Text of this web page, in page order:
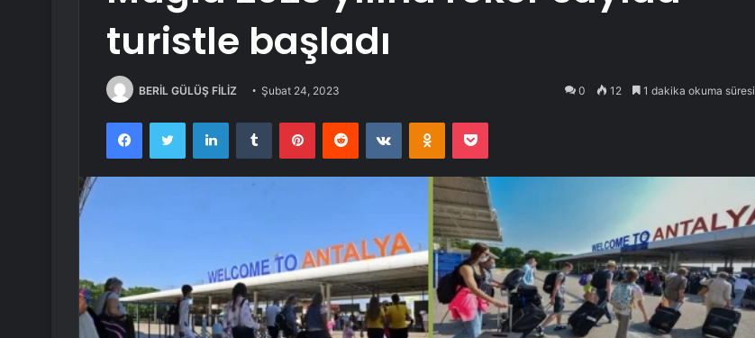
turistle başladı
BERİL GÜLÜŞ FİLİZ Şubat 24, 2023 0 12 1 dakika okuma süresi
FacebookTwitter LinkedInTumblr PinterestReddit VKontakteOdnoklassniki
Pocket